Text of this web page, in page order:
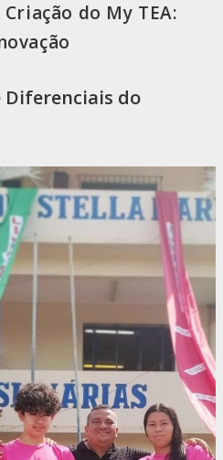
do My TEA:
Diferenciais do